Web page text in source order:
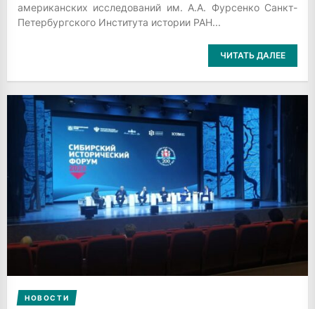
американских исследований им. А.А. Фурсенко Санкт-
Петербургского Института истории РАН...
ЧИТАТЬ ДАЛЕЕ
НОВОСТИ